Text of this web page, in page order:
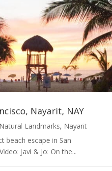
Nayarit, NAY
Natural Landmarks, Nayarit
beach escape in San
Javi & Jo: On the...